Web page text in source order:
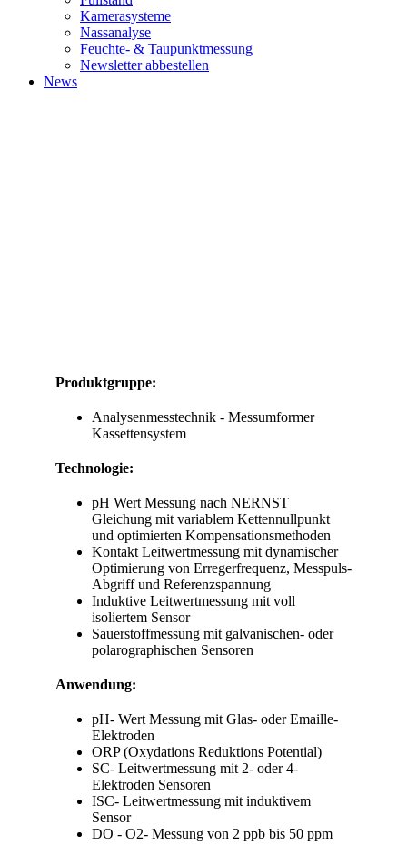
Kamerasysteme
Nassanalyse
Feuchte- & Taupunktmessung
Newsletter abbestellen
News
Produktgruppe:
Analysenmesstechnik - Messumformer
Kassettensystem
Technologie:
pH Wert Messung nach NERNST
Gleichung mit variablem Kettennullpunkt
und optimierten Kompensationsmethoden
Kontakt Leitwertmessung mit dynamischer
Optimierung von Erregerfrequenz, Messpuls-
Abgriff und Referenzspannung
Induktive Leitwertmessung mit voll
isoliertem Sensor
Sauerstoffmessung mit galvanischen- oder
polarographischen Sensoren
Anwendung:
pH- Wert Messung mit Glas- oder Emaille-
Elektroden
ORP (Oxydations Reduktions Potential)
SC- Leitwertmessung mit 2- oder 4-
Elektroden Sensoren
ISC- Leitwertmessung mit induktivem
Sensor
DO - O2- Messung von 2 ppb bis 50 ppm